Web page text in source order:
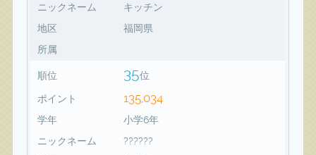
ニックネーム
キッチン
地区
福岡県
所属
順位 35位
ポイント 135,034
学年
小学6年
ニックネーム
??????